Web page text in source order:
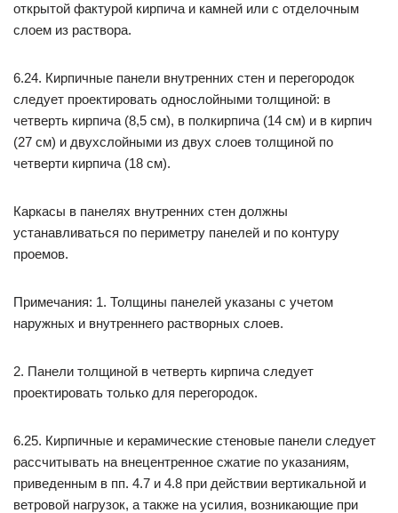
открытой фактурой кирпича и камней или с отделочным
слоем из раствора.
6.24. Кирпичные панели внутренних стен и перегородок
следует проектировать однослойными толщиной: в
четверть кирпича (8,5 см), в полкирпича (14 см) и в кирпич
(27 см) и двухслойными из двух слоев толщиной по
четверти кирпича (18 см).
Каркасы в панелях внутренних стен должны
устанавливаться по периметру панелей и по контуру
проемов.
Примечания: 1. Толщины панелей указаны с учетом
наружных и внутреннего растворных слоев.
2. Панели толщиной в четверть кирпича следует
проектировать только для перегородок.
6.25. Кирпичные и керамические стеновые панели следует
рассчитывать на внецентренное сжатие по указаниям,
приведенным в пп. 4.7 и 4.8 при действии вертикальной и
ветровой нагрузок, а также на усилия, возникающие при